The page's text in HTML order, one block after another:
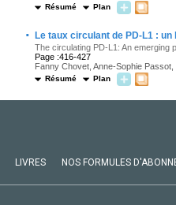
Résumé Plan
· Le taux circulant de PD-L1 :
The circulating PD-L1: An emerging
Page :416-427
Fanny Chovet, Anne-Sophie
Résumé Plan
LIVRES NOS FORMULES